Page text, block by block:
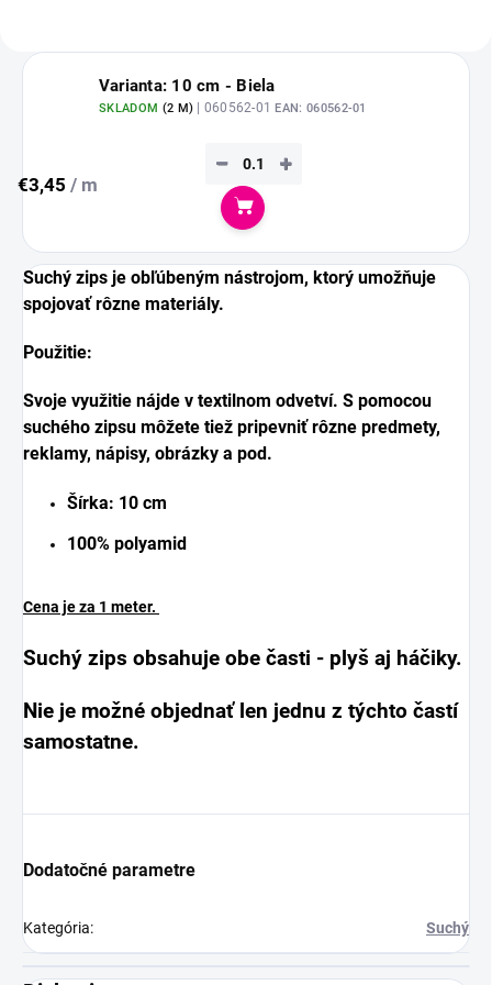
Varianta: 10 cm - Biela
SKLADOM (2 M) | 060562-01EAN: 060562-01
€3,45 / m
+
−
Do košíka
Suchý zips je obľúbeným nástrojom, ktorý umožňuje
spojovať rôzne materiály.
Použitie:
Svoje využitie nájde v textilnom odvetví. S pomocou
suchého zipsu môžete tiež pripevniť rôzne predmety,
reklamy, nápisy, obrázky a pod.
Šírka: 10 cm
100% polyamid
Cena je za 1 meter.
Suchý zips obsahuje obe časti - plyš aj háčiky.
Nie je možné objednať len jednu z týchto častí
samostatne.
Dodatočné parametre
Kategória: Suchý